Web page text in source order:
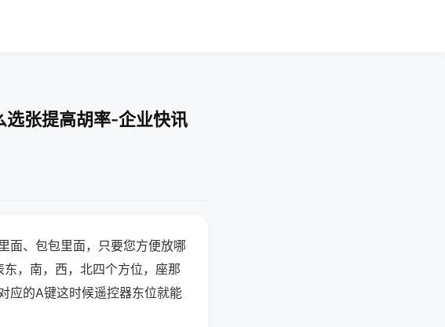
选张提高胡率-企业快讯
面、包包里面，只要您方便放哪
，南，西，北四个方位，座那
应的A键这时候遥控器东位就能